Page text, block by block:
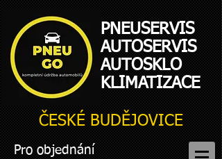
PNEUSERVIS
AUTOSERVIS
AUTOSKLO
KLIMATIZACE
ČESKÉ BUDĚJOVICE
Pro objednání